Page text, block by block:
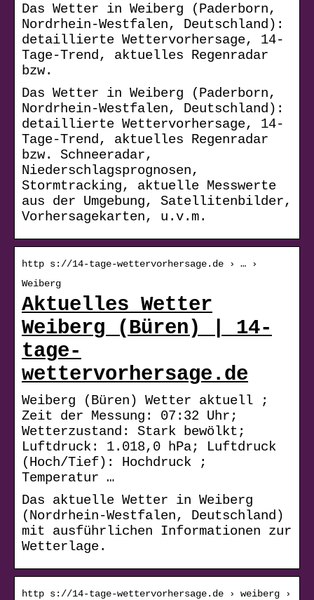
Das Wetter in Weiberg (Paderborn,
Nordrhein-Westfalen, Deutschland):
detaillierte Wettervorhersage, 14-
Tage-Trend, aktuelles Regenradar
bzw.
Das Wetter in Weiberg (Paderborn,
Nordrhein-Westfalen, Deutschland):
detaillierte Wettervorhersage, 14-
Tage-Trend, aktuelles Regenradar
bzw. Schneeradar,
Niederschlagsprognosen,
Stormtracking, aktuelle Messwerte
aus der Umgebung, Satellitenbilder,
Vorhersagekarten, u.v.m.
http s://14-tage-wettervorhersage.de › … ›
Weiberg
Aktuelles Wetter
Weiberg (Büren) | 14-
tage-
wettervorhersage.de
Weiberg (Büren) Wetter aktuell ;
Zeit der Messung: 07:32 Uhr;
Wetterzustand: Stark bewölkt;
Luftdruck: 1.018,0 hPa; Luftdruck
(Hoch/Tief): Hochdruck ;
Temperatur …
Das aktuelle Wetter in Weiberg
(Nordrhein-Westfalen, Deutschland)
mit ausführlichen Informationen zur
Wetterlage.
http s://14-tage-wettervorhersage.de › weiberg ›